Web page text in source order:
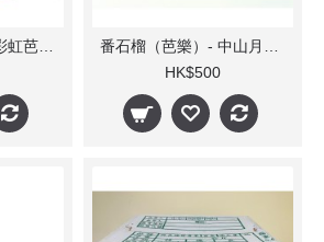
HK$500